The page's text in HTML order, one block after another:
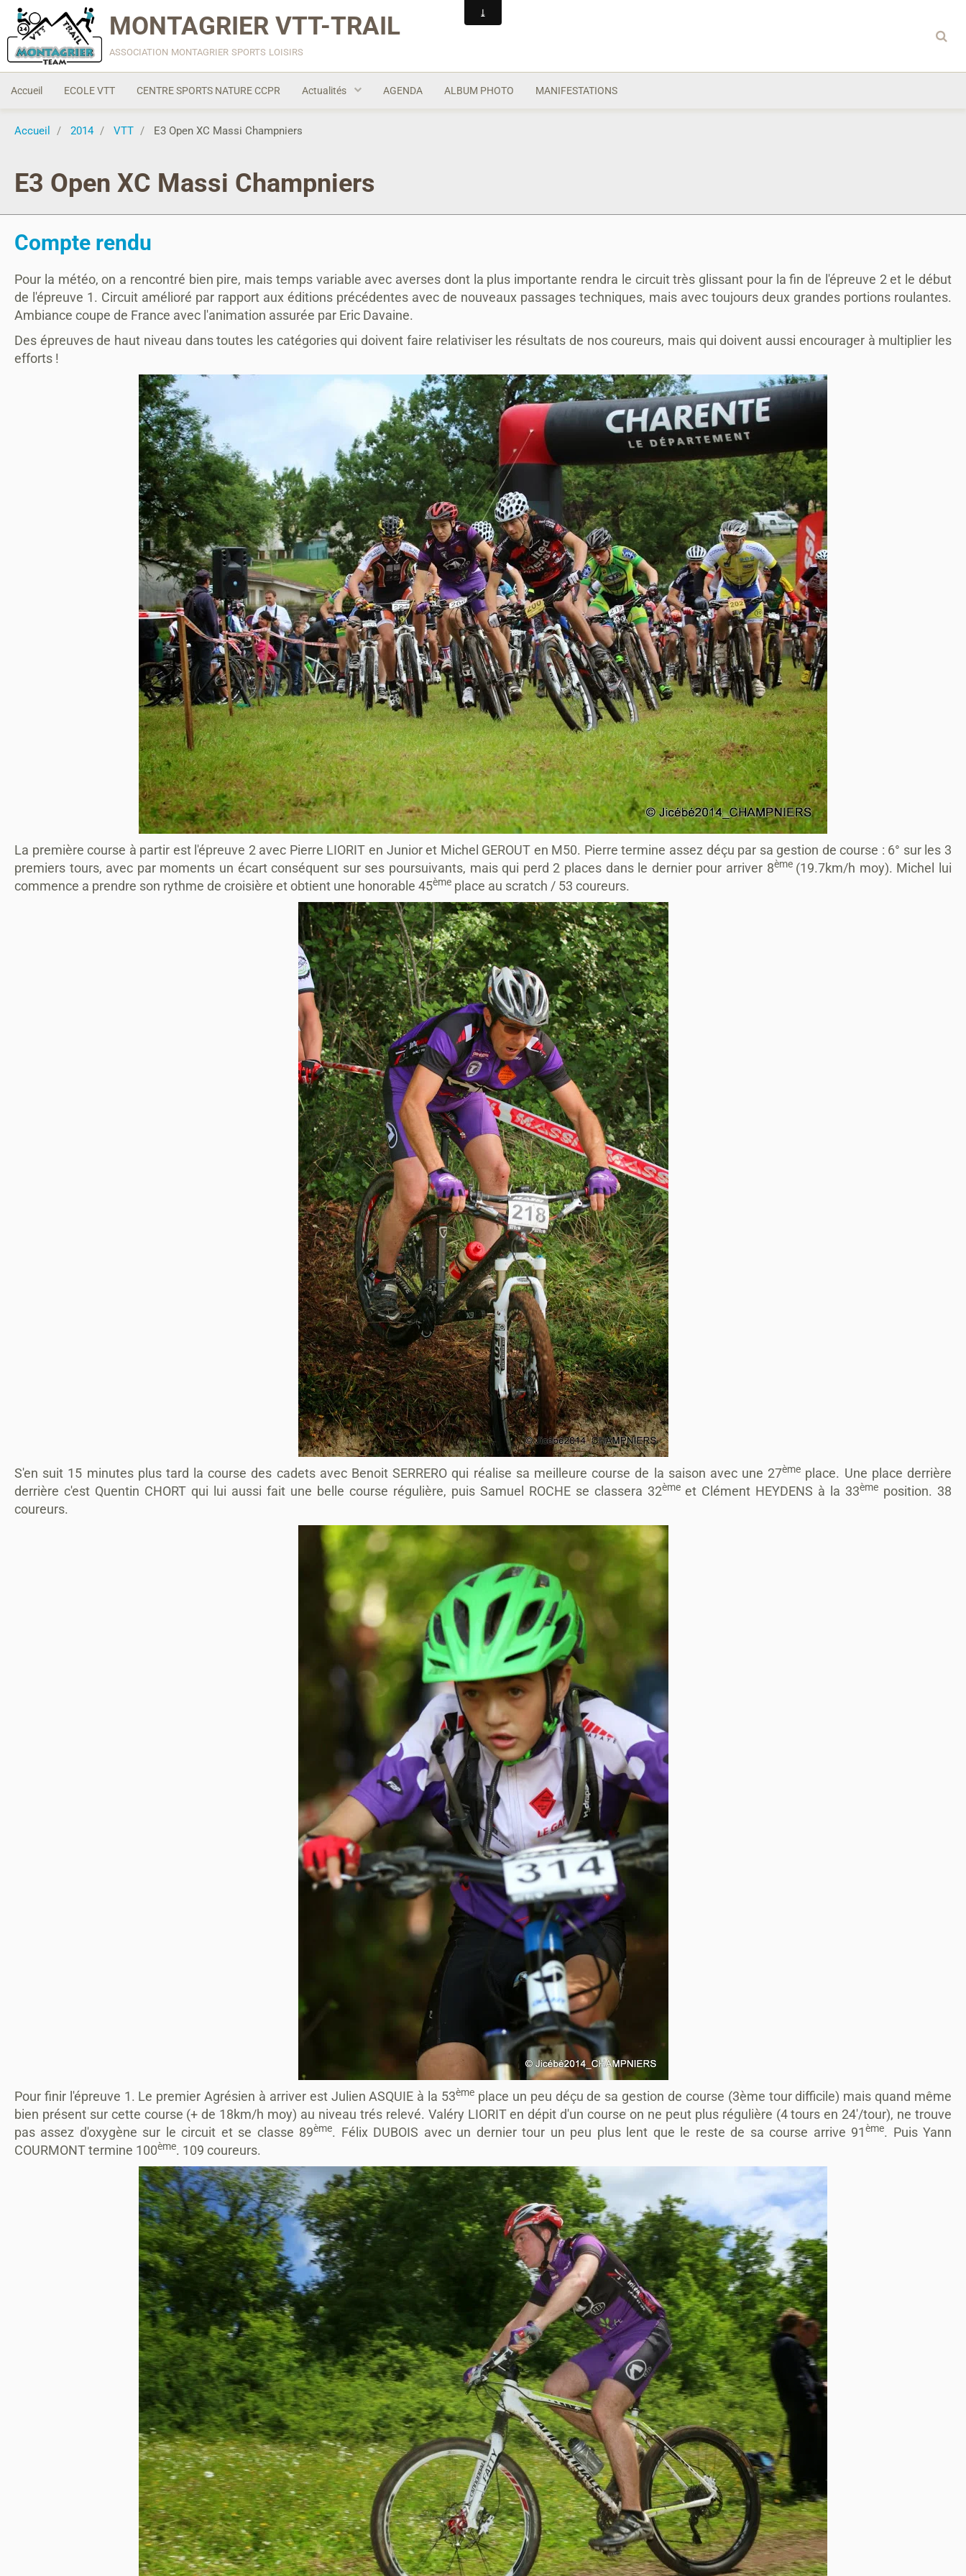
MONTAGRIER VTT-TRAIL
association montagrier sports loisirs
Accueil ECOLE VTT CENTRE SPORTS NATURE CCPR Actualités AGENDA ALBUM PHOTO MANIFESTATIONS
Accueil 2014 VTT E3 Open XC Massi Champniers
E3 Open XC Massi Champniers
Compte rendu
Pour la météo, on a rencontré bien pire, mais temps variable avec averses dont la plus importante rendra le circuit très glissant pour la fin de l'épreuve 2 et le début
de l'épreuve 1. Circuit amélioré par rapport aux éditions précédentes avec de nouveaux passages techniques, mais avec toujours deux grandes portions roulantes.
Ambiance coupe de France avec l'animation assurée par Eric Davaine.
Des épreuves de haut niveau dans toutes les catégories qui doivent faire relativiser les résultats de nos coureurs, mais qui doivent aussi encourager à multiplier les
efforts !
La première course à partir est l'épreuve 2 avec Pierre LIORIT en Junior et Michel GEROUT en M50. Pierre termine assez déçu par sa gestion de course : 6° sur les 3
premiers tours, avec par moments un écart conséquent sur ses poursuivants, mais qui perd 2 places dans le dernier pour arriver 8ème (19.7km/h moy). Michel lui
commence a prendre son rythme de croisière et obtient une honorable 45ème place au scratch / 53 coureurs.
S'en suit 15 minutes plus tard la course des cadets avec Benoit SERRERO qui réalise sa meilleure course de la saison avec une 27ème place. Une place derrière
derrière c'est Quentin CHORT qui lui aussi fait une belle course régulière, puis Samuel ROCHE se classera 32ème et Clément HEYDENS à la 33ème position. 38
coureurs.
Pour finir l'épreuve 1. Le premier Agrésien à arriver est Julien ASQUIE à la 53ème place un peu déçu de sa gestion de course (3ème tour difficile) mais quand même
bien présent sur cette course (+ de 18km/h moy) au niveau trés relevé. Valéry LIORIT en dépit d'un course on ne peut plus régulière (4 tours en 24'/tour), ne trouve
pas assez d'oxygène sur le circuit et se classe 89ème. Félix DUBOIS avec un dernier tour un peu plus lent que le reste de sa course arrive 91ème. Puis Yann
COURMONT termine 100ème. 109 coureurs.